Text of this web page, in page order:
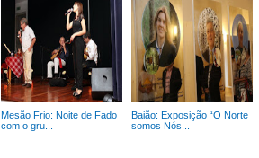
Mesão Frio: Noite de Fado
com o gru...
Baião: Exposição “O Norte
somos Nós...